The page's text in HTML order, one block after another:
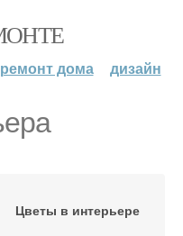
ремонт дома дизайн
Цветы в интерьере